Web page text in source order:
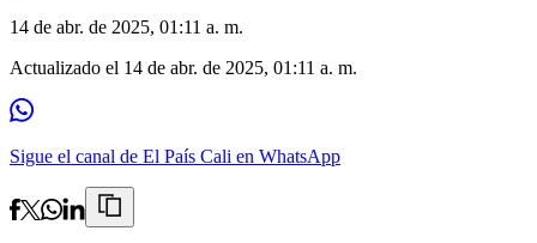
14 de abr. de 2025, 01:11 a. m.
Actualizado el 14 de abr. de 2025, 01:11 a. m.
Sigue el canal de El País Cali en WhatsApp